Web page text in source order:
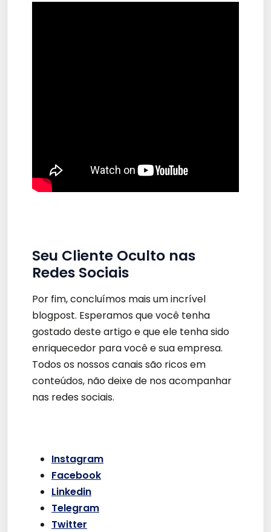
Seu Cliente Oculto nas
Redes Sociais
Por fim, concluímos mais um incrível
blogpost. Esperamos que você tenha
gostado deste artigo e que ele tenha sido
enriquecedor para você e sua empresa.
Todos os nossos canais são ricos em
conteúdos, não deixe de nos acompanhar
nas redes sociais.
Instagram
Facebook
Linkedin
Telegram
Twitter